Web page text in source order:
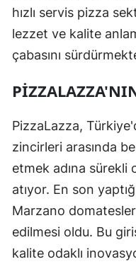
hızlı servis pizza
lezzet ve kalite
çabasını
PizzaLazza,
zincirleri arasında
etmek adına sürekli
atıyor. En son
Marzano
edilmesi oldu. Bu
kalite odaklı